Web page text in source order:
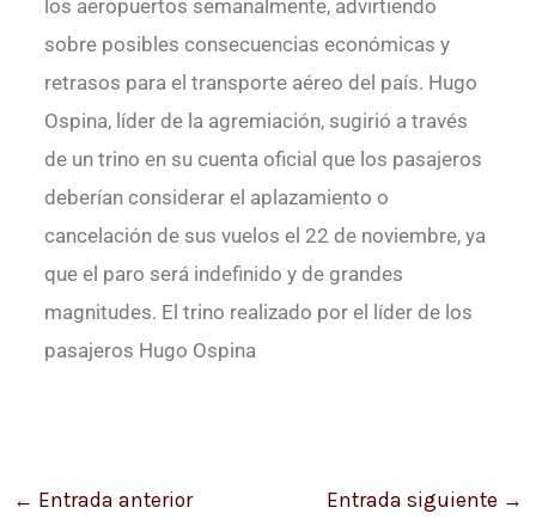
los aeropuertos semanalmente, advirtiendo
sobre posibles consecuencias económicas y
retrasos para el transporte aéreo del país. Hugo
Ospina, líder de la agremiación, sugirió a través
de un trino en su cuenta oficial que los pasajeros
deberían considerar el aplazamiento o
cancelación de sus vuelos el 22 de noviembre, ya
que el paro será indefinido y de grandes
magnitudes. El trino realizado por el líder de los
pasajeros Hugo Ospina
← Entrada anterior Entrada siguiente →